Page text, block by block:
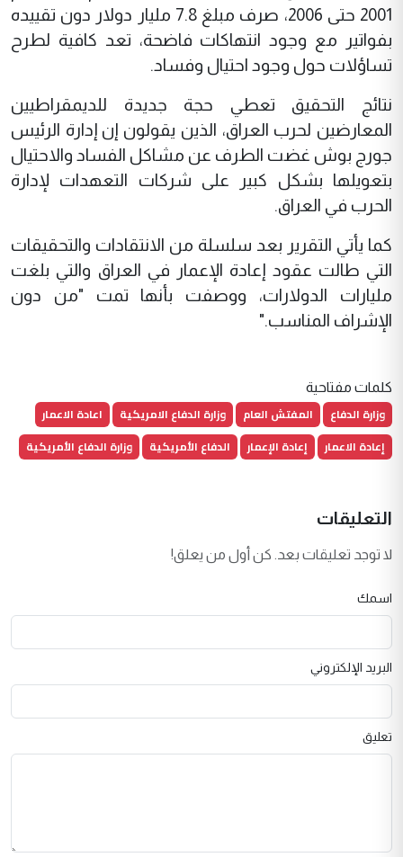
2001 حتى 2006، صرف مبلغ 7.8 مليار دولار دون تقييده
بفواتير مع وجود انتهاكات فاضحة، تعد كافية لطرح
تساؤلات حول وجود احتيال وفساد.
نتائج التحقيق تعطي حجة جديدة للديمقراطيين
المعارضين لحرب العراق، الذين يقولون إن إدارة الرئيس
جورج بوش غضت الطرف عن مشاكل الفساد والاحتيال
بتعويلها بشكل كبير على شركات التعهدات لإدارة
الحرب في العراق.
كما يأتي التقرير بعد سلسلة من الانتقادات والتحقيقات
التي طالت عقود إعادة الإعمار في العراق والتي بلغت
مليارات الدولارات، ووصفت بأنها تمت "من دون
الإشراف المناسب."
كلمات مفتاحية
وزارة الدفاع المفتش العام وزارة الدفاع الامريكية
اعادة الاعمار
إعادة الاعمار
إعادة الإعمار الدفاع الأمريكية وزارة الدفاع الأمريكية
التعليقات
لا توجد تعليقات بعد. كن أول من يعلق!
اسمك
البريد الإلكتروني
تعليق